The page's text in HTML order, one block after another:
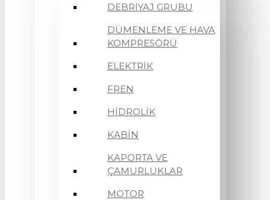
DEBRİYAJ GRUBU
DÜMENLEME VE HAVA
KOMPRESÖRÜ
ELEKTRİK
FREN
HİDROLİK
KABİN
KAPORTA VE
ÇAMURLUKLAR
MOTOR